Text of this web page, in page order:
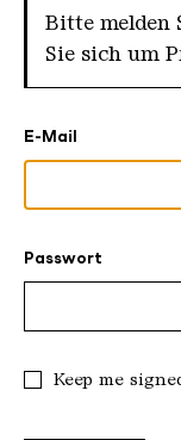
Bitte melden
Sie sich um
E-Mail
Passwort
Keep me